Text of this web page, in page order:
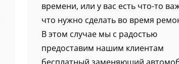
времени, или у вас есть что-то
что нужно сделать во время
В этом случае мы с радостью
предоставим нашим клиентам